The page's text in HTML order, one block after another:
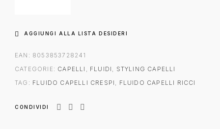
AGGIUNGI ALLA LISTA DESIDERI
EAN: 8053853728241
CATEGORIE: CAPELLI , FLUIDI , STYLING CAPELLI
TAG: FLUIDO CAPELLI CRESPI , FLUIDO CAPELLI RICCI
CONDIVIDI